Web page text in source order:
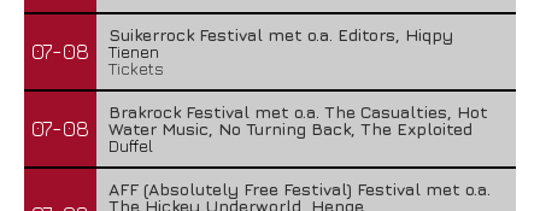
07-08
Suikerrock Festival met o.a. Editors, Hiqpy
Tienen
Tickets
07-08
Brakrock Festival met o.a. The Casualties, Hot
Water Music, No Turning Back, The Exploited
Duffel
AFF (Absolutely Free Festival) Festival met o.a.
The Hickey Underworld, Henge